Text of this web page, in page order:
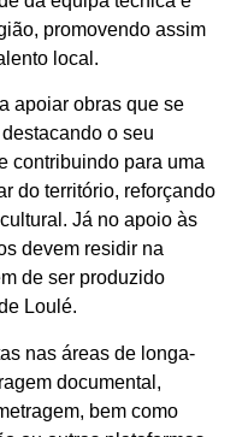
promovendo assim
local.
apoiar obras que se
o seu
contribuindo para uma
do território, reforçando
Já no apoio às
devem residir na
de ser produzido
Loulé.
nas áreas de longa-
documental,
bem como